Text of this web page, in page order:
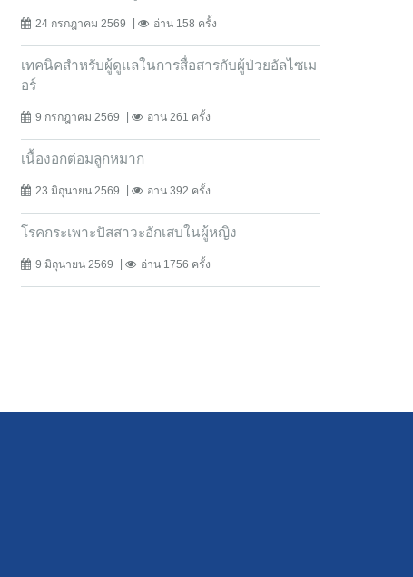
24 กรกฎาคม 2569 อ่าน 158 ครั้ง
เทคนิคสำหรับผู้ดูแลในการสื่อสารกับผู้ป่วยอัลไซเม
อร์
9 กรกฎาคม 2569 อ่าน 261 ครั้ง
เนื้องอกต่อมลูกหมาก
23 มิถุนายน 2569 อ่าน 392 ครั้ง
โรคกระเพาะปัสสาวะอักเสบในผู้หญิง
9 มิถุนายน 2569 อ่าน 1756 ครั้ง